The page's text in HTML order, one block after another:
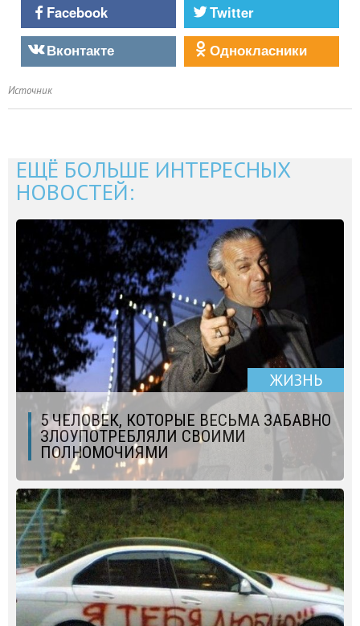
Facebook
Twitter
Вконтакте
Однокласники
Источник
ЕЩЁ БОЛЬШЕ ИНТЕРЕСНЫХ
НОВОСТЕЙ:
ЖИЗНЬ
5 ЧЕЛОВЕК, КОТОРЫЕ ВЕСЬМА ЗАБАВНО
ЗЛОУПОТРЕБЛЯЛИ СВОИМИ
ПОЛНОМОЧИЯМИ